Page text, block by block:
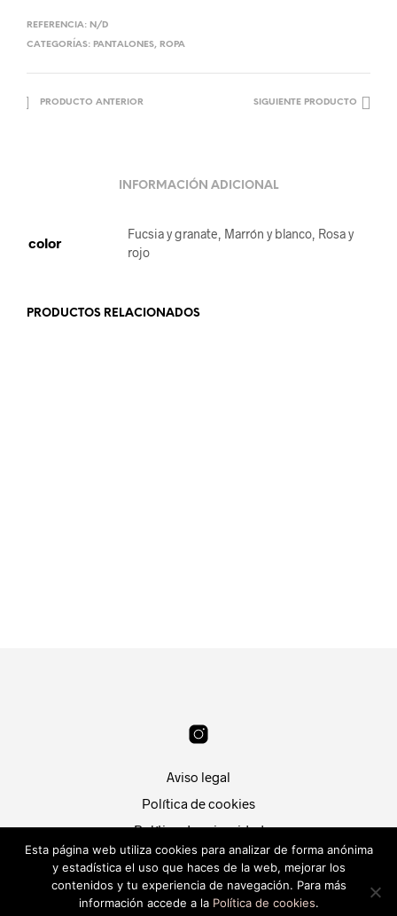
REFERENCIA: N/D
CATEGORÍAS: PANTALONES, ROPA
PRODUCTO ANTERIOR SIGUIENTE PRODUCTO
INFORMACIÓN ADICIONAL
color
Fucsia y granate, Marrón y blanco, Rosa y
rojo
PRODUCTOS RELACIONADOS
Aviso legal
Política de cookies
Política de privacidad
Condiciones de compra
Desarrollado porPiwity.es
Patri Segura
Déjanos tu mensaje.
Esta página web utiliza cookies para analizar de forma anónima
y estadística el uso que haces de la web, mejorar los
contenidos y tu experiencia de navegación. Para más
información accede a la Política de cookies.